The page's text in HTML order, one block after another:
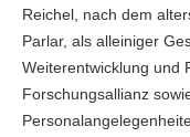
Reichel, nach dem
Parlar, als alleiniger
Weiterentwicklung und
Forschungsallianz